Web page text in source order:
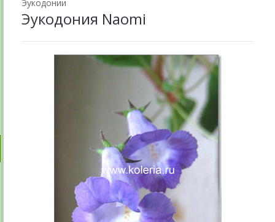
Эукодонии
Эукодония Naomi